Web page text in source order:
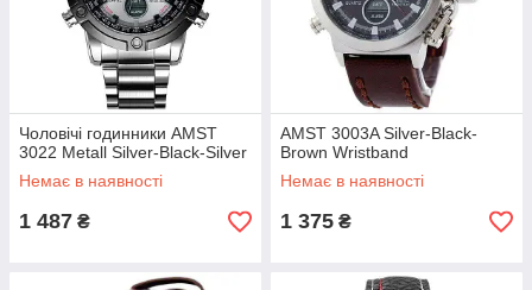
Чоловічі годинники AMST
3022 Metall Silver-Black-Silver
Немає в наявності
1 487 ₴
AMST 3003A Silver-Black-
Brown Wristband
Немає в наявності
1 375 ₴